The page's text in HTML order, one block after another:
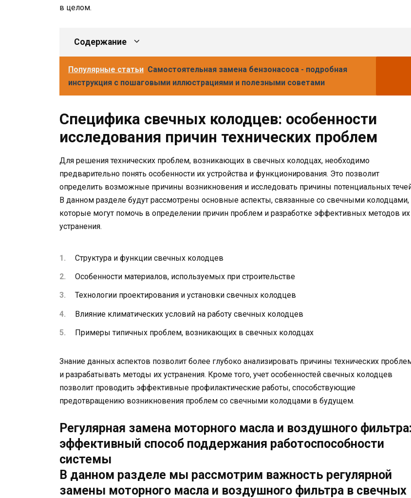
в целом.
Содержание
Популярные статьи Самостоятельная замена бензонасоса - подробная
инструкция с пошаговыми иллюстрациями и полезными советами
Специфика свечных колодцев: особенности
исследования причин технических проблем
Для решения технических проблем, возникающих в свечных колодцах, необходимо
предварительно понять особенности их устройства и функционирования. Это позволит
определить возможные причины возникновения и исследовать причины потенциальных
В данном разделе будут рассмотрены основные аспекты, связанные со свечными колодцами,
которые могут помочь в определении причин проблем и разработке эффективных методов их
устранения.
Структура и функции свечных колодцев
Особенности материалов, используемых при строительстве
Технологии проектирования и установки свечных колодцев
Влияние климатических условий на работу свечных колодцев
Примеры типичных проблем, возникающих в свечных колодцах
Знание данных аспектов позволит более глубоко анализировать причины технических
и разрабатывать методы их устранения. Кроме того, учет особенностей свечных колодцев
позволит проводить эффективные профилактические работы, способствующие
предотвращению возникновения проблем со свечными колодцами в будущем.
Регулярная замена моторного масла и воздушного фильтра:
эффективный способ поддержания работоспособности
системы
В данном разделе мы рассмотрим важность регулярной
замены моторного масла и воздушного фильтра в свечных